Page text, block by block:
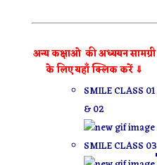
अन्य कक्षाओ की अध्ययन सामग्री
के लिए यहाँ क्लिक करें ⇓
SMILE CLASS 01
& 02
SMILE CLASS 03